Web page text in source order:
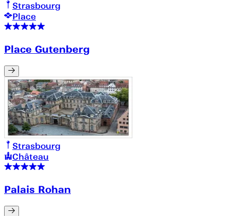
Strasbourg
Place
Place Gutenberg
Strasbourg
Château
Palais Rohan